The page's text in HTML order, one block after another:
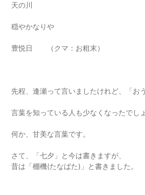
天の川
穏やかなりや
豊悦日 （クマ：お粗末）
先程、逢瀬って言いましたけれど、「お
言葉を知っている人も少なくなったでし
何か、甘美な言葉です。
さて、「七夕」と今は書きますが、
昔は「棚機(たなばた)」と書きました。